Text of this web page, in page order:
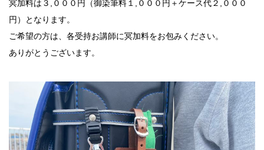
冥加料は３,０００円（御染筆料１,０００円＋ケース代２,０００
円）となります。
ご希望の方は、各受持お講師に冥加料をお包みください。
ありがとうございます。